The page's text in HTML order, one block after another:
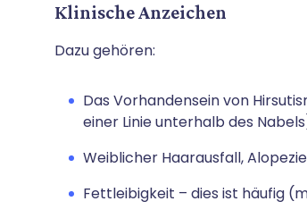
Klinische Anzeichen
Dazu gehören:
Das Vorhandensein von
einer Linie unterhalb des
Weiblicher Haarausfall,
Fettleibigkeit – dies ist häufig